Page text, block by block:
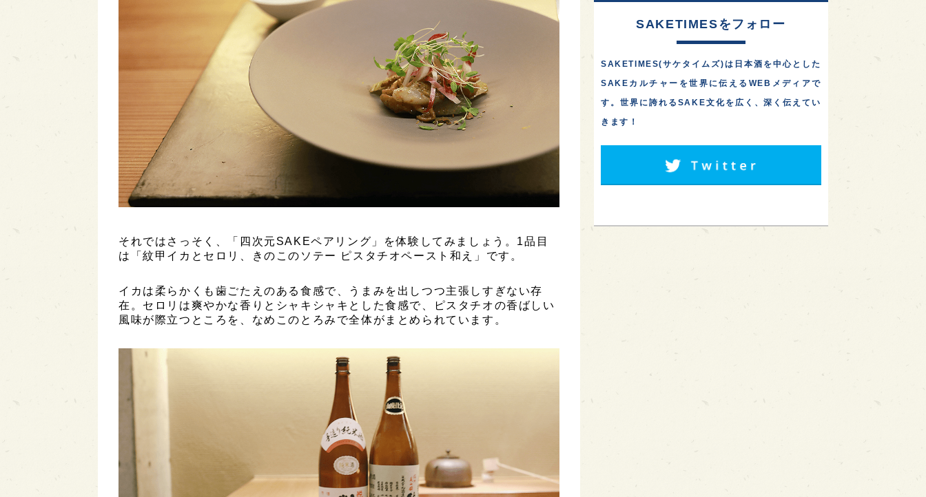
それではさっそく、「四次元SAKEペアリング」を体験してみましょう。1品目
は「紋甲イカとセロリ、きのこのソテー ピスタチオペースト和え」です。
イカは柔らかくも歯ごたえのある食感で、うまみを出しつつ主張しすぎない存
在。セロリは爽やかな香りとシャキシャキとした食感で、ピスタチオの香ばしい
風味が際立つところを、なめこのとろみで全体がまとめられています。
SAKETIMESをフォロー
SAKETIMES(サケタイムズ)は日本酒を中心とした
SAKEカルチャーを世界に伝えるWEBメディアで
す。世界に誇れるSAKE文化を広く、深く伝えてい
きます！